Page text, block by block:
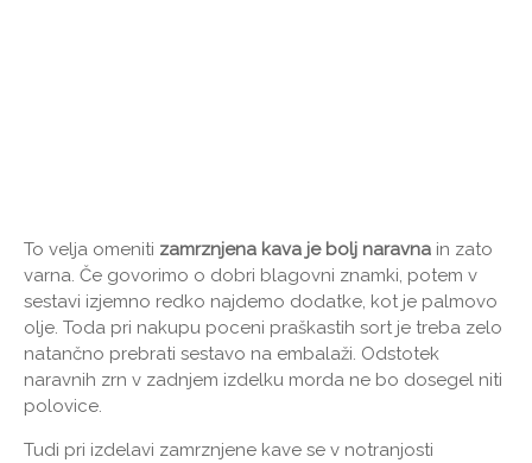
To velja omeniti zamrznjena kava je bolj naravna in zato
varna. Če govorimo o dobri blagovni znamki, potem v
sestavi izjemno redko najdemo dodatke, kot je palmovo
olje. Toda pri nakupu poceni praškastih sort je treba zelo
natančno prebrati sestavo na embalaži. Odstotek
naravnih zrn v zadnjem izdelku morda ne bo dosegel niti
polovice.
Tudi pri izdelavi zamrznjene kave se v notranjosti